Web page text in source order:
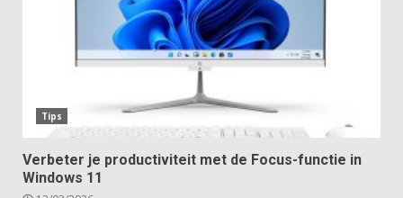
Tips
Verbeter je productiviteit met de Focus-functie in
Windows 11